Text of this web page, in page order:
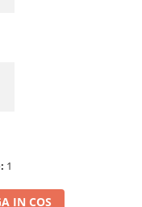
1
IN COS